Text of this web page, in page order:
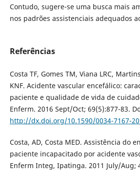
Contudo, sugere-se uma busca mais
nos padrões assistenciais adequados
Referências
Costa TF, Gomes TM, Viana LRC,
KNF. Acidente vascular encefálico:
paciente e qualidade de vida de
Enferm. 2016 Sept/Oct; 69(5):877-83.
http://dx.doi.org/10.1590/0034-7167-
Costa, AD, Costa MED. Assistência do
paciente incapacitado por acidente
Enferm Integ, Ipatinga. 2011 July/Aug;